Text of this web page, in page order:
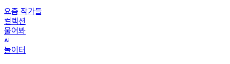
요즘 작가들
컬렉션
물어봐
놀이터